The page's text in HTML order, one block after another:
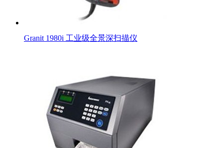
Granit 1980i 工业级全景深扫描仪